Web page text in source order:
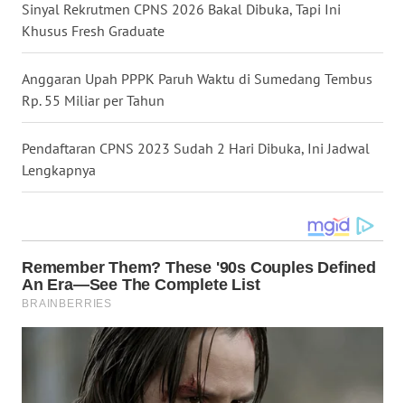
Sinyal Rekrutmen CPNS 2026 Bakal Dibuka, Tapi Ini
Khusus Fresh Graduate
Anggaran Upah PPPK Paruh Waktu di Sumedang Tembus
Rp. 55 Miliar per Tahun
Pendaftaran CPNS 2023 Sudah 2 Hari Dibuka, Ini Jadwal
Lengkapnya
GORONTALO
WN
SULUT
MALUKU
WN
MALUT